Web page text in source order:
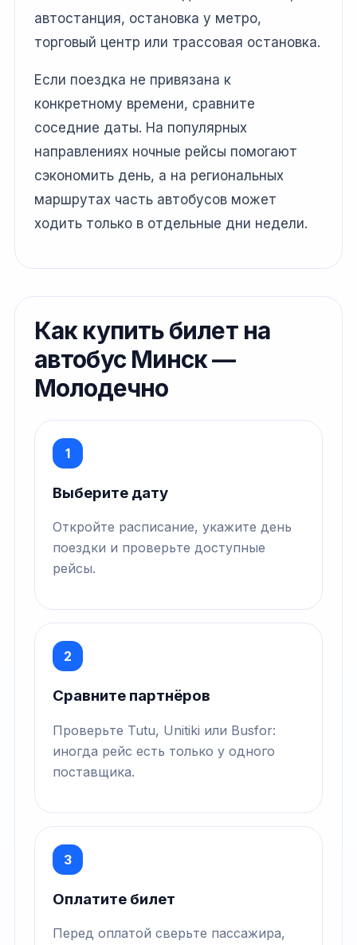
автостанция, остановка у метро,
торговый центр или трассовая остановка.
Если поездка не привязана к
конкретному времени, сравните
соседние даты. На популярных
направлениях ночные рейсы помогают
сэкономить день, а на региональных
маршрутах часть автобусов может
ходить только в отдельные дни недели.
Как купить билет на
автобус Минск —
Молодечно
1
Выберите дату
Откройте расписание, укажите день
поездки и проверьте доступные
рейсы.
2
Сравните партнёров
Проверьте Tutu, Unitiki или Busfor:
иногда рейс есть только у одного
поставщика.
3
Оплатите билет
Перед оплатой сверьте пассажира,